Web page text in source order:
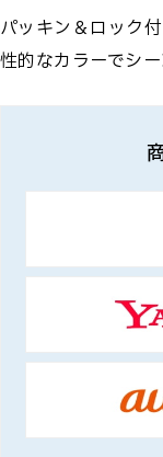
パッキン＆ロック
性的なカラーでシ